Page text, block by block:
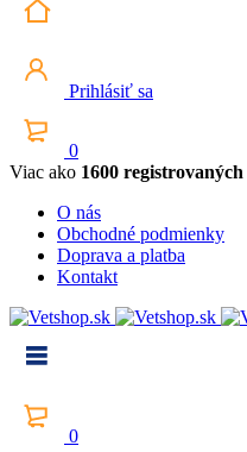
Prihlásiť sa
0
Viac ako 1600 registrovaných
O nás
Obchodné podmienky
Doprava a platba
Kontakt
0